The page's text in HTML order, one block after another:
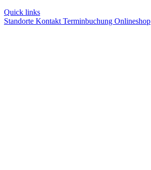
Quick links
Standorte Kontakt Terminbuchung Onlineshop